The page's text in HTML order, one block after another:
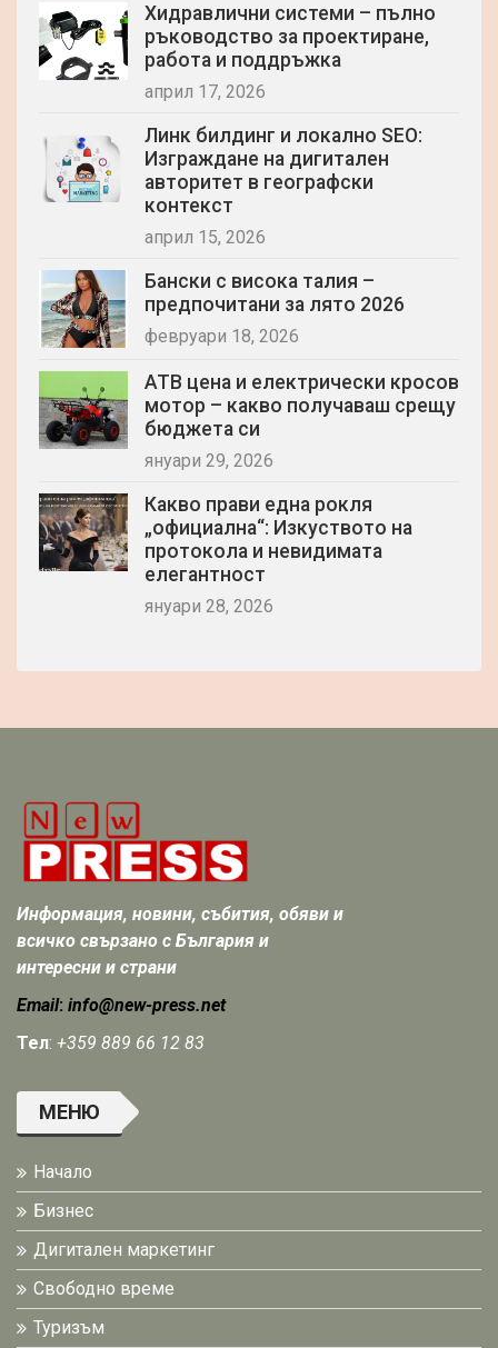
Хидравлични системи – пълно
ръководство за проектиране,
работа и поддръжка
април 17, 2026
Линк билдинг и локално SEO:
Изграждане на дигитален
авторитет в географски
контекст
април 15, 2026
Бански с висока талия –
предпочитани за лято 2026
февруари 18, 2026
АТВ цена и електрически кросов
мотор – какво получаваш срещу
бюджета си
януари 29, 2026
Какво прави една рокля
„официална“: Изкуството на
протокола и невидимата
елегантност
януари 28, 2026
Информация, новини, събития, обяви и
всичко свързано с България и
интересни и страни
Email: info@new-press.net
Тел: +359 889 66 12 83
МЕНЮ
Начало
Бизнес
Дигитален маркетинг
Свободно време
Туризъм